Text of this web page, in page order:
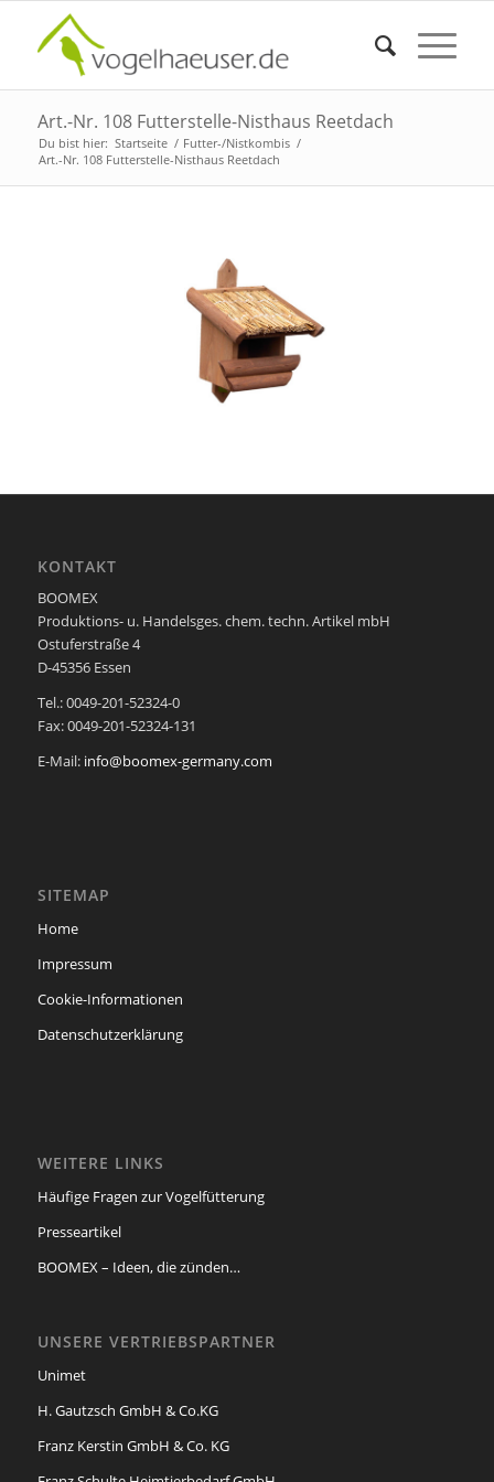
Art.-Nr. 108 Futterstelle-Nisthaus Reetdach
Du bist hier: Startseite / Futter-/Nistkombis /
Art.-Nr. 108 Futterstelle-Nisthaus Reetdach
KONTAKT
BOOMEX
Produktions- u. Handelsges. chem. techn. Artikel mbH
Ostuferstraße 4
D-45356 Essen
Tel.: 0049-201-52324-0
Fax: 0049-201-52324-131
E-Mail: info@boomex-germany.com
SITEMAP
Home
Impressum
Cookie-Informationen
Datenschutzerklärung
WEITERE LINKS
Häufige Fragen zur Vogelfütterung
Presseartikel
BOOMEX – Ideen, die zünden…
UNSERE VERTRIEBSPARTNER
Unimet
H. Gautzsch GmbH & Co.KG
Franz Kerstin GmbH & Co. KG